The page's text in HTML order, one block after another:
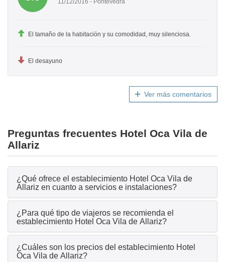
El tamaño de la habitación y su comodidad, muy silenciosa.
El desayuno
Ver más comentarios
Preguntas frecuentes Hotel Oca Vila de
Allariz
¿Qué ofrece el establecimiento Hotel Oca Vila de
Allariz en cuanto a servicios e instalaciones?
¿Para qué tipo de viajeros se recomienda el
establecimiento Hotel Oca Vila de Allariz?
¿Cuáles son los precios del establecimiento Hotel
Oca Vila de Allariz?